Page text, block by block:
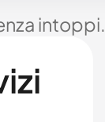
intoppi.